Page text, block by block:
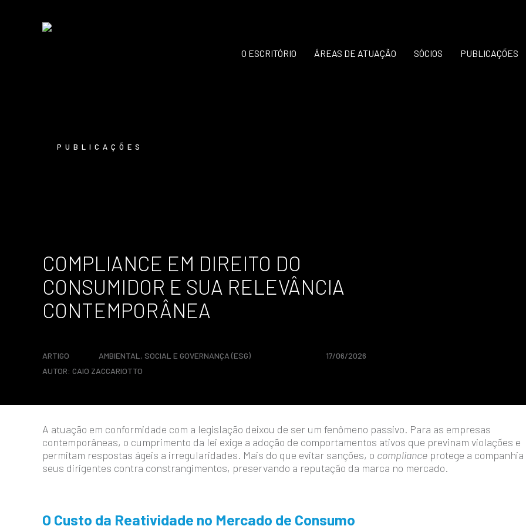
O ESCRITÓRIO ÁREAS DE ATUAÇÃO SÓCIOS PUBLICAÇÕES
PUBLICAÇÕES
COMPLIANCE EM DIREITO DO
CONSUMIDOR E SUA RELEVÂNCIA
CONTEMPORÂNEA
ARTIGO
AMBIENTAL, SOCIAL E GOVERNANÇA (ESG)
AUTOR: CAIO ZACCARIOTTO
17/06/2026
A atuação em conformidade com a legislação deixou de ser um fenômeno passivo. Para as empresas
contemporâneas, o cumprimento da lei exige a adoção de comportamentos ativos que previnam violações e
permitam respostas ágeis a irregularidades. Mais do que evitar sanções, o compliance protege a companhia
seus dirigentes contra constrangimentos, preservando a reputação da marca no mercado.
O Custo da Reatividade no Mercado de Consumo